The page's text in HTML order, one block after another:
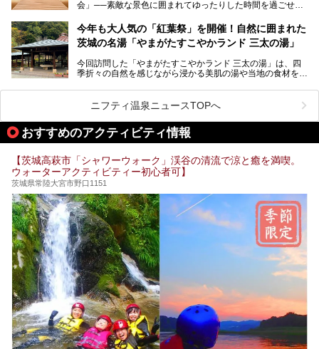
す。
会」──素敵な景色に囲まれてゆったりした時間を過ごせる
温浴施設「常総ONSEN&SAUNA お湯むすび」がオープンし
ます。
業施設の一角に構えられた店内では、関東最大級となる合計
10室のサウナと自家源泉温泉、高濃度炭酸泉を満喫でき、
今年も大人気の「紅葉祭」を開催！自然に囲まれた
茨城の名湯「やまがたすこやかランド 三太の湯」
今回訪問した「やまがたすこやかランド 三太の湯」は、四
季折々の自然を感じながら浸かる美肌の湯や当地の食材を使
紅葉シーズンを迎えた11月は、より多くの人に絶景入浴を
楽しんでもらえるよう、「紅葉祭」をはじめ、さまざまなサ
ービスやイベントが実施されます。
※2024年の紅葉祭は終了いたしました。
ニフティ温泉ニュースTOPへ
おすすめのアクティビティ情報
【茨城高萩市「シャワーウォーク」渓谷の清流で涼と癒を満喫。
ウォーターアクティビティー初心者可】
茨城県常陸大宮市野口1151